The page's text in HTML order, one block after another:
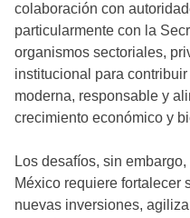
colaboración con
particularmente con la
organismos sectoriales,
institucional para
moderna, responsable y
crecimiento económico y
Los desafíos, sin
México requiere fortalecer
nuevas inversiones,